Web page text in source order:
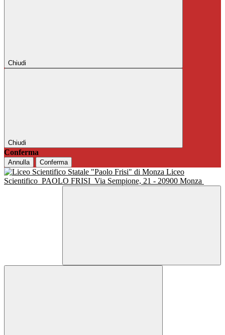
Chiudi
Chiudi
Conferma
Annulla Conferma
Liceo
Scientifico PAOLO FRISI Via Sempione, 21 - 20900 Monza